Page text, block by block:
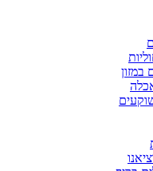
במזון